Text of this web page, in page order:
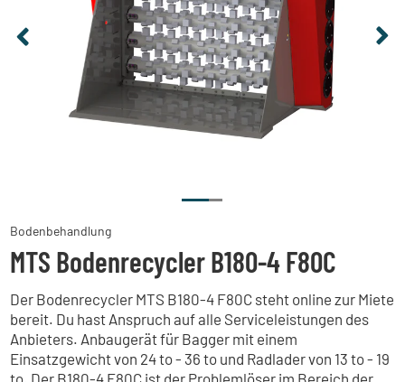
Bodenbehandlung
MTS Bodenrecycler B180-4 F80C
Der Bodenrecycler MTS B180-4 F80C steht online zur Miete
bereit. Du hast Anspruch auf alle Serviceleistungen des
Anbieters. Anbaugerät für Bagger mit einem
Einsatzgewicht von 24 to - 36 to und Radlader von 13 to - 19
to. Der B180-4 F80C ist der Problemlöser im Bereich der